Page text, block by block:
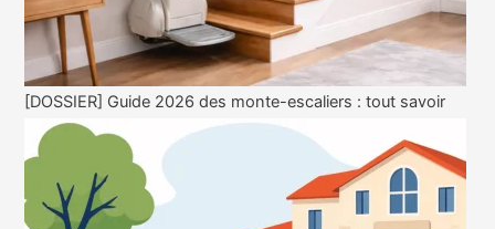
[DOSSIER] Guide 2026 des monte-escaliers : tout savoir